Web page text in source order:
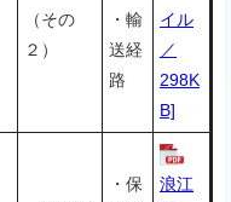
（その
２）
・輸
送経
路
イル
／
298K
B]
・保
浪江